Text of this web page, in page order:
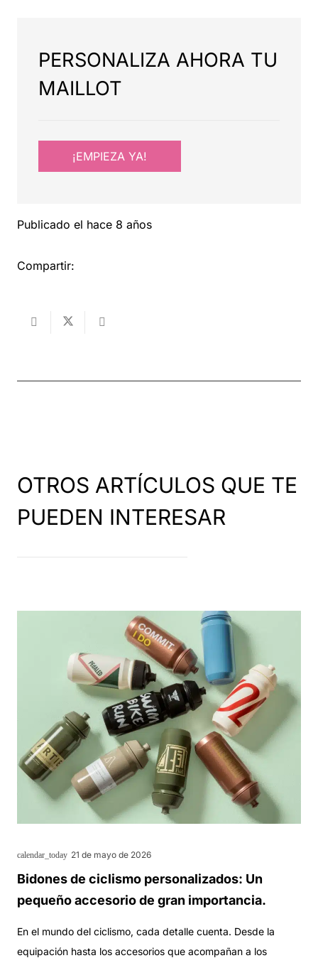
PERSONALIZA AHORA TU
MAILLOT
¡EMPIEZA YA!
Publicado el hace 8 años
Compartir:
OTROS ARTÍCULOS QUE TE
PUEDEN INTERESAR
calendar_today 21 de mayo de 2026
Bidones de ciclismo personalizados: Un
pequeño accesorio de gran importancia.
En el mundo del ciclismo, cada detalle cuenta. Desde la
equipación hasta los accesorios que acompañan a los